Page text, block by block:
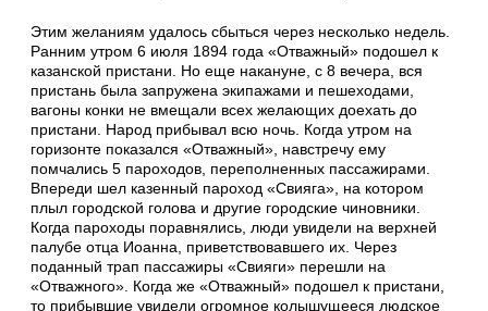
Этим желаниям удалось сбыться через несколько недель.
Ранним утром 6 июля 1894 года «Отважный» подошел к
казанской пристани. Но еще накануне, с 8 вечера, вся
пристань была запружена экипажами и пешеходами,
вагоны конки не вмещали всех желающих доехать до
пристани. Народ прибывал всю ночь. Когда утром на
горизонте показался «Отважный», навстречу ему
помчались 5 пароходов, переполненных пассажирами.
Впереди шел казенный пароход «Свияга», на котором
плыл городской голова и другие городские чиновники.
Когда пароходы поравнялись, люди увидели на верхней
палубе отца Иоанна, приветствовавшего их. Через
поданный трап пассажиры «Свияги» перешли на
«Отважного». Когда же «Отважный» подошел к пристани,
то прибывшие увидели огромное колышущееся людское